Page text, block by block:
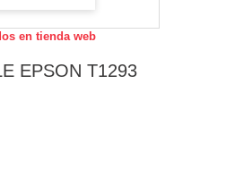
en tienda web
EPSON T1293